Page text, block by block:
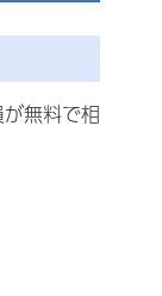
無料で相